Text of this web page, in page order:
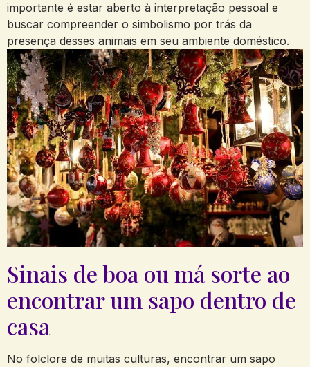
importante é estar aberto à interpretação ⁢pessoal e
buscar compreender o simbolismo por trás‍ da
presença desses animais em seu ambiente doméstico.
Sinais ​de boa ou má sorte ⁤ao
encontrar um sapo dentro de
casa
No folclore​ de muitas culturas, encontrar um sapo